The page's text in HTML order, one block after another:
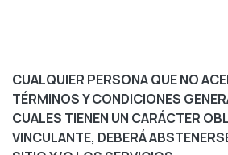
CUALQUIER PERSONA QUE NO
TÉRMINOS Y CONDICIONES
CUALES TIENEN UN CARÁCTER
VINCULANTE, DEBERÁ